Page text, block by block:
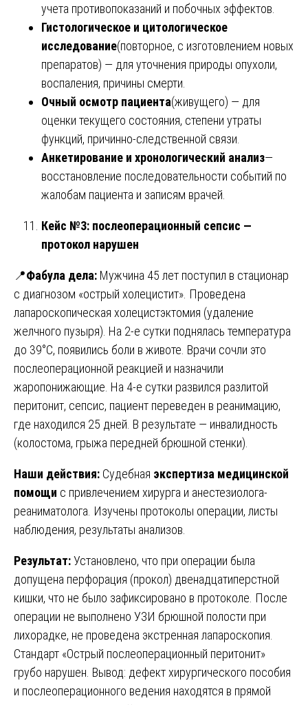
учета противопоказаний и побочных эффектов.
Гистологическое и цитологическое
исследование(повторное, с изготовлением новых
препаратов) — для уточнения природы опухоли,
воспаления, причины смерти.
Очный осмотр пациента(живущего) — для
оценки текущего состояния, степени утраты
функций, причинно-следственной связи.
Анкетирование и хронологический анализ—
восстановление последовательности событий по
жалобам пациента и записям врачей.
Кейс №3: послеоперационный сепсис —
протокол нарушен
📍Фабула дела: Мужчина 45 лет поступил в стационар
с диагнозом «острый холецистит». Проведена
лапароскопическая холецистэктомия (удаление
желчного пузыря). На 2-е сутки поднялась температура
до 39°C, появились боли в животе. Врачи сочли это
послеоперационной реакцией и назначили
жаропонижающие. На 4-е сутки развился разлитой
перитонит, сепсис, пациент переведен в реанимацию,
где находился 25 дней. В результате — инвалидность
(колостома, грыжа передней брюшной стенки).
Наши действия: Судебная экспертиза медицинской
помощи с привлечением хирурга и анестезиолога-
реаниматолога. Изучены протоколы операции, листы
наблюдения, результаты анализов.
Результат:Установлено, что при операции была
допущена перфорация (прокол) двенадцатиперстной
кишки, что не было зафиксировано в протоколе. После
операции не выполнено УЗИ брюшной полости при
лихорадке, не проведена экстренная лапароскопия.
Стандарт «Острый послеоперационный перитонит»
грубо нарушен. Вывод: дефект хирургического пособия
и послеоперационного ведения находятся в прямой